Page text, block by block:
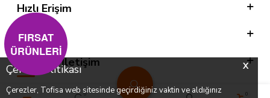
X
Çerez Politikası
Çerezler, Tofisa web sitesinde geçirdiğiniz vaktin ve aldığınız
0 0
Hızlı Erişim
Sosyal
Adres & İletişim
FIRSAT
ÜRÜNLERİ